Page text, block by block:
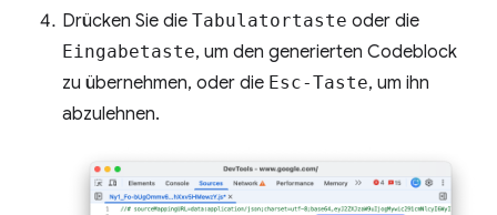
Drücken Sie die Tabulatortaste oder die
Eingabetaste, um den generierten Codeblock
zu übernehmen, oder die Esc-Taste, um ihn
abzulehnen.